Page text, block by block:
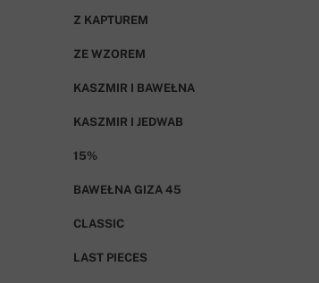
Z KAPTUREM
ZE WZOREM
KASZMIR I BAWEŁNA
KASZMIR I JEDWAB
15%
BAWEŁNA GIZA 45
CLASSIC
LAST PIECES